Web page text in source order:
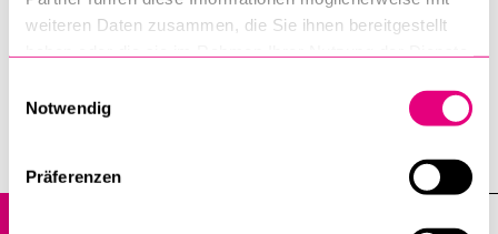
weiteren Daten zusammen, die Sie ihnen bereitgestellt
Notwendig
Präferenzen
Seminar für Kultur­­wissenschaften und Wissenschafts­­forschung
Weitere Informationen zumMasterinfoabend.